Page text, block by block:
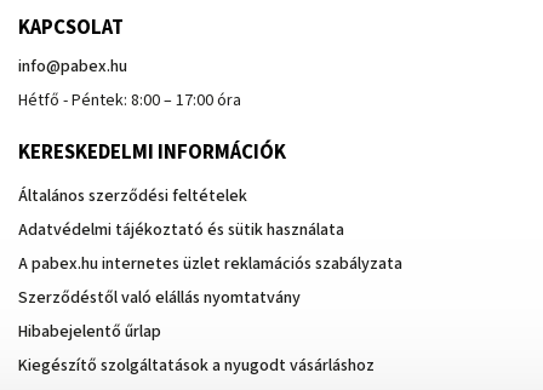
KAPCSOLAT
info@pabex.hu
Hétfő - Péntek: 8:00 – 17:00 óra
KERESKEDELMI INFORMÁCIÓK
Általános szerződési feltételek
Adatvédelmi tájékoztató és sütik használata
A pabex.hu internetes üzlet reklamációs szabályzata
Szerződéstől való elállás nyomtatvány
Hibabejelentő űrlap
Kiegészítő szolgáltatások a nyugodt vásárláshoz